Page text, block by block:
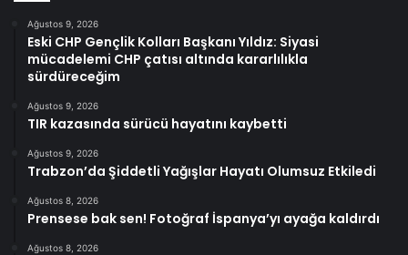
Ağustos 9, 2026
Eski CHP Gençlik Kolları Başkanı Yıldız: Siyasi
mücadelemi CHP çatısı altında kararlılıkla
sürdüreceğim
Ağustos 9, 2026
TIR kazasında sürücü hayatını kaybetti
Ağustos 9, 2026
Trabzon’da Şiddetli Yağışlar Hayatı Olumsuz Etkiledi
Ağustos 8, 2026
Prensese bak sen! Fotoğraf İspanya’yı ayağa kaldırdı
Ağustos 8, 2026